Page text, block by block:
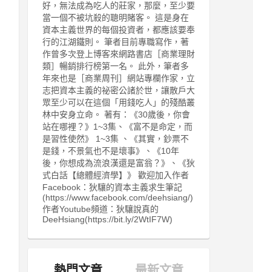
好，無法成為吃人的莊家，那麼，至少要
當一個不被坑殺的聰明賭客。 這是身在
資本主義世界的每個投資者，都應該要奉
行的江湖鐵則。 筆者目前專職寫作，著
作曾多次登上博客來網路書店［商業理財
類］暢銷排行榜第一名。 此外，筆者多
年來也是［商業周刊］網站專欄作家，立
志把資本主義的祕密公諸於世，讓散戶大
眾至少可以在這個「用錢吃人」的殘酷叢
林中安身立命。 著有：《30歲後，你會
站在哪裡？》1~3集、《富不是命定，而
是習性使然》 1~3集 、《其實，鈔票不
是錢，不景氣也不是壞事》、《10年
後，你想成為流浪漢還是富翁？》、《狄
式白話【總體經濟學】》 歡迎加入作者
Facebook：狄驤的資本主義求生筆記
(https://www.facebook.com/deehsiang/)
作者Youtube頻道：狄驤說真的
DeeHsiang(https://bit.ly/2WtIF7W)